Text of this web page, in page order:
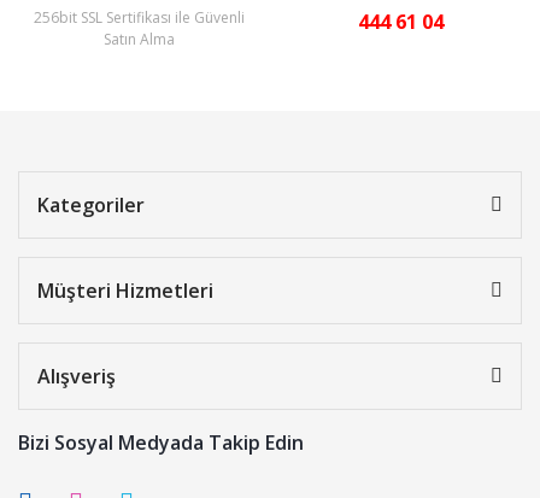
256bit SSL Sertifikası ile Güvenli
Satın Alma
444 61 04
Kategoriler
Müşteri Hizmetleri
Alışveriş
Bizi Sosyal Medyada Takip Edin